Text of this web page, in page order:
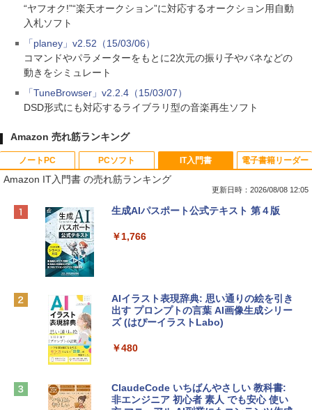
“ヤフオク!”“楽天オークション”に対応するオークション用自動
入札ソフト
「planey」v2.52（15/03/06）
コマンドやパラメーターをもとに2次元の振り子やバネなどの
動きをシミュレート
「TuneBrowser」v2.2.4（15/03/07）
DSD形式にも対応するライブラリ型の音楽再生ソフト
Amazon 売れ筋ランキング
ノートPC
Apple 2026 MacBook Neo A18 Proチッ
e Intelligenceのために設計、Liquid Ret
￥119,800
ンケース Dell NEC Lavie ASUS HP dyna
￥2,952
PCソフト
Robloxギフトカード - 800 Robux 【限
インゲームコード】 ロブロックス | オン
Robloxギフトカード - 1000 Robux 【限
定バーチャルアイテムを含む】 【オンラ
ラインコード版
IT入門書
Amazon IT入門書 の売れ筋ランキング
更新日時：2026/08/08 12:05
生成AIパスポート公式テキスト 第４版
￥1,766
AIイラスト表現辞典: 思い通りの絵を引き
出す プロンプトの言葉 AI画像生成シリー
ズ (はぴーイラストLabo)
￥480
ClaudeCode いちばんやさしい 教科書:
非エンジニア 初心者 素人 でも安心 使い
電子書籍リーダー